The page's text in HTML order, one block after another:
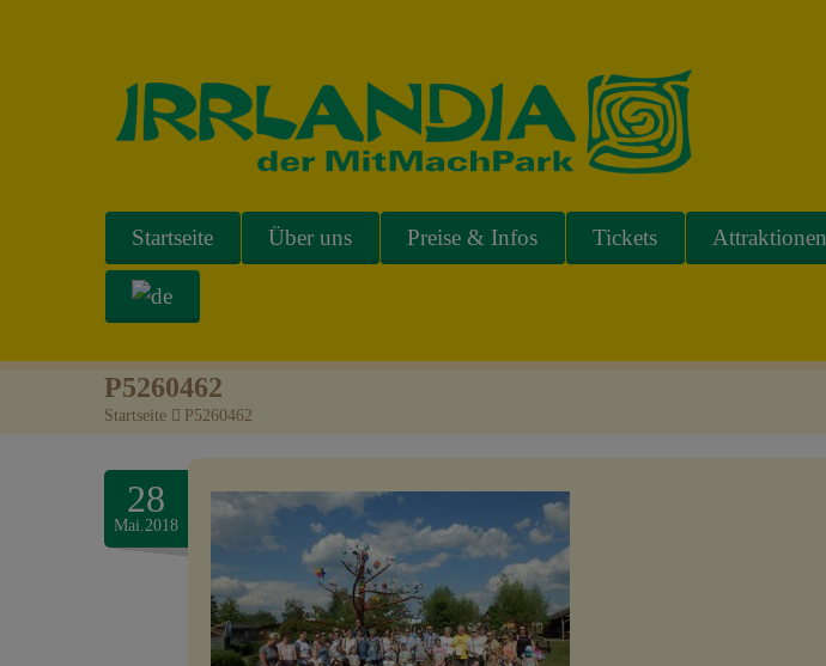
Startseite Über uns Preise & Infos Tickets Attraktionen
P5260462
Startseite > P5260462
28
Mai.2018